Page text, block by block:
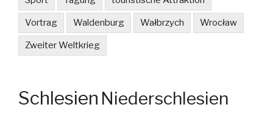
Vortrag Waldenburg Wałbrzych Wrocław
Zweiter Weltkrieg
Schlesien Niederschlesien